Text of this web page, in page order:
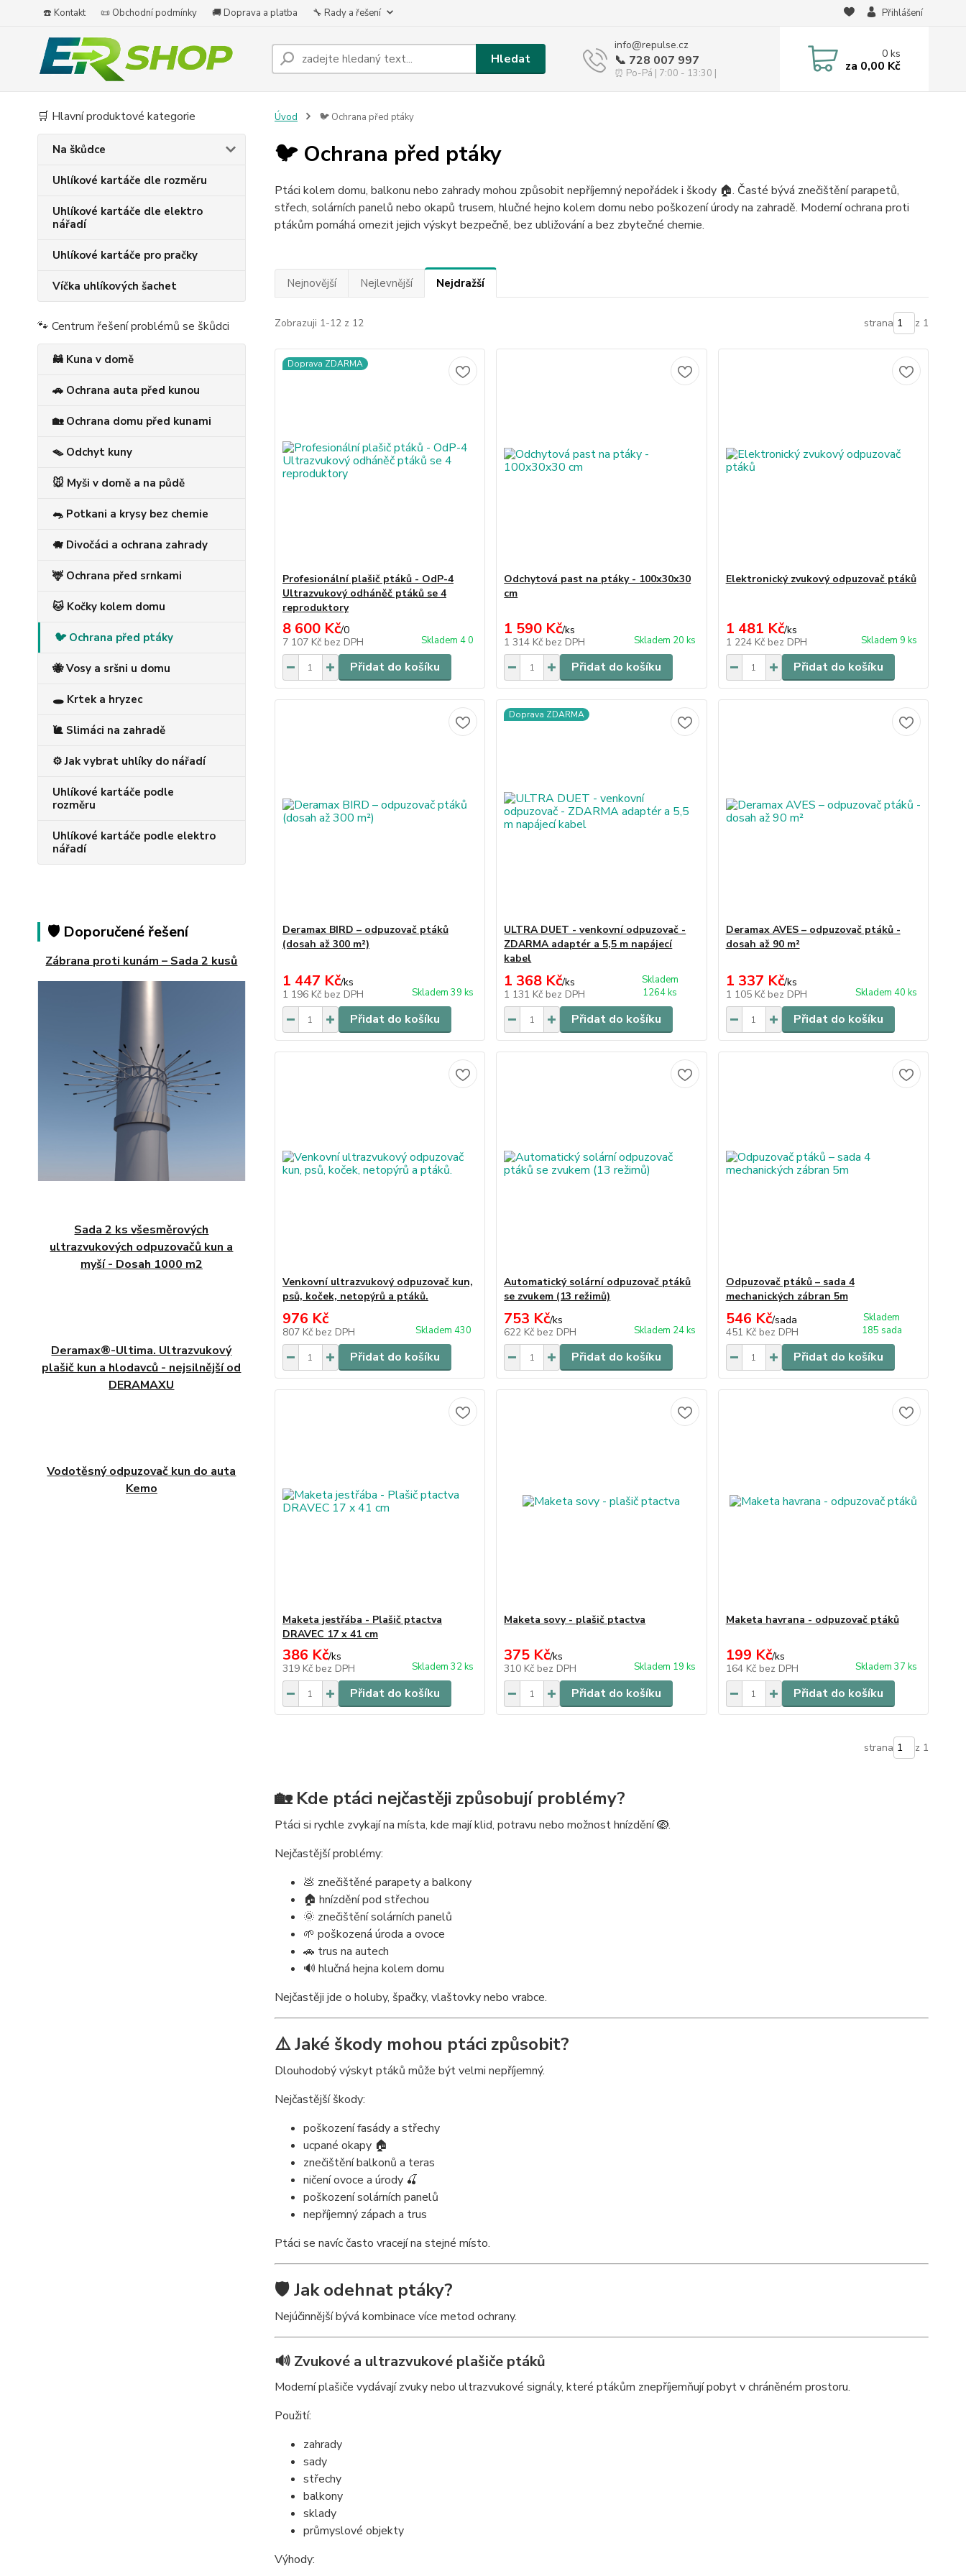
☎️ Kontakt 📜 Obchodní podmínky 🚚 Doprava a platba 🔧 Rady a řešení Přihlášení
Hledat
info@repulse.cz
📞 728 007 997
⏰ Po-Pá | 7:00 - 13:30 |
0ks
za 0,00 Kč
🛒 Hlavní produktové kategorie
Na škůdce
Uhlíkové kartáče dle rozměru
Uhlíkové kartáče dle elektro
nářadí
Uhlíkové kartáče pro pračky
Víčka uhlíkových šachet
🐾 Centrum řešení problémů se škůdci
🦝 Kuna v domě
🚗 Ochrana auta před kunou
🏡 Ochrana domu před kunami
🪤 Odchyt kuny
🐭 Myši v domě a na půdě
🐀 Potkani a krysy bez chemie
🐗 Divočáci a ochrana zahrady
🦌 Ochrana před srnkami
🐱 Kočky kolem domu
🐦 Ochrana před ptáky
🐝 Vosy a sršni u domu
🕳️ Krtek a hryzec
🐌 Slimáci na zahradě
⚙️ Jak vybrat uhlíky do nářadí
Uhlíkové kartáče podle
rozměru
Uhlíkové kartáče podle elektro
nářadí
🛡️ Doporučené řešení
Zábrana proti kunám – Sada 2 kusů
Sada 2 ks všesměrových
ultrazvukových odpuzovačů kun a
myší - Dosah 1000 m2
Deramax®-Ultima. Ultrazvukový
plašič kun a hlodavců - nejsilnější od
DERAMAXU
Vodotěsný odpuzovač kun do auta
Kemo
Úvod 🐦 Ochrana před ptáky
🐦 Ochrana před ptáky
Ptáci kolem domu, balkonu nebo zahrady mohou způsobit nepříjemný nepořádek i škody 🏠. Časté bývá znečištění parapetů,
střech, solárních panelů nebo okapů trusem, hlučné hejno kolem domu nebo poškození úrody na zahradě. Moderní ochrana proti
ptákům pomáhá omezit jejich výskyt bezpečně, bez ubližování a bez zbytečné chemie.
Nejnovější Nejlevnější Nejdražší
Zobrazuji 1-12 z 12 strana z 1
Doprava ZDARMA
Profesionální plašič ptáků - OdP-4
Ultrazvukový odháněč ptáků se 4
reproduktory
8 600 Kč/0
7 107 Kč bez DPH Skladem 4 0
Přidat do košíku
Odchytová past na ptáky - 100x30x30
cm
1 590 Kč/ks
1 314 Kč bez DPH Skladem 20 ks
Přidat do košíku
Elektronický zvukový odpuzovač ptáků
1 481 Kč/ks
1 224 Kč bez DPH Skladem 9 ks
Přidat do košíku
Deramax BIRD – odpuzovač ptáků
(dosah až 300 m²)
1 447 Kč/ks
1 196 Kč bez DPH Skladem 39 ks
Přidat do košíku
Doprava ZDARMA
ULTRA DUET - venkovní odpuzovač -
ZDARMA adaptér a 5,5 m napájecí
kabel
1 368 Kč/ks
1 131 Kč bez DPH
Skladem
1264 ks
Přidat do košíku
Deramax AVES – odpuzovač ptáků -
dosah až 90 m²
1 337 Kč/ks
1 105 Kč bez DPH Skladem 40 ks
Přidat do košíku
Venkovní ultrazvukový odpuzovač kun,
psů, koček, netopýrů a ptáků.
976 Kč
807 Kč bez DPH Skladem 430
Přidat do košíku
Automatický solární odpuzovač ptáků
se zvukem (13 režimů)
753 Kč/ks
622 Kč bez DPH Skladem 24 ks
Přidat do košíku
Odpuzovač ptáků – sada 4
mechanických zábran 5m
546 Kč/sada
451 Kč bez DPH
Skladem
185 sada
Přidat do košíku
Maketa jestřába - Plašič ptactva
DRAVEC 17 x 41 cm
386 Kč/ks
319 Kč bez DPH Skladem 32 ks
Přidat do košíku
Maketa sovy - plašič ptactva
375 Kč/ks
310 Kč bez DPH Skladem 19 ks
Přidat do košíku
Maketa havrana - odpuzovač ptáků
199 Kč/ks
164 Kč bez DPH Skladem 37 ks
Přidat do košíku
strana z 1
🏡 Kde ptáci nejčastěji způsobují problémy?
Ptáci si rychle zvykají na místa, kde mají klid, potravu nebo možnost hnízdění 🪺.
Nejčastější problémy:
💩 znečištěné parapety a balkony
🏠 hnízdění pod střechou
🌞 znečištění solárních panelů
🌱 poškozená úroda a ovoce
🚗 trus na autech
🔊 hlučná hejna kolem domu
Nejčastěji jde o holuby, špačky, vlaštovky nebo vrabce.
⚠️ Jaké škody mohou ptáci způsobit?
Dlouhodobý výskyt ptáků může být velmi nepříjemný.
Nejčastější škody:
poškození fasády a střechy
ucpané okapy 🏠
znečištění balkonů a teras
ničení ovoce a úrody 🍒
poškození solárních panelů
nepříjemný zápach a trus
Ptáci se navíc často vracejí na stejné místo.
🛡️ Jak odehnat ptáky?
Nejúčinnější bývá kombinace více metod ochrany.
🔊 Zvukové a ultrazvukové plašiče ptáků
Moderní plašiče vydávají zvuky nebo ultrazvukové signály, které ptákům znepříjemňují pobyt v chráněném prostoru.
Použití:
zahrady
sady
střechy
balkony
sklady
průmyslové objekty
Výhody: